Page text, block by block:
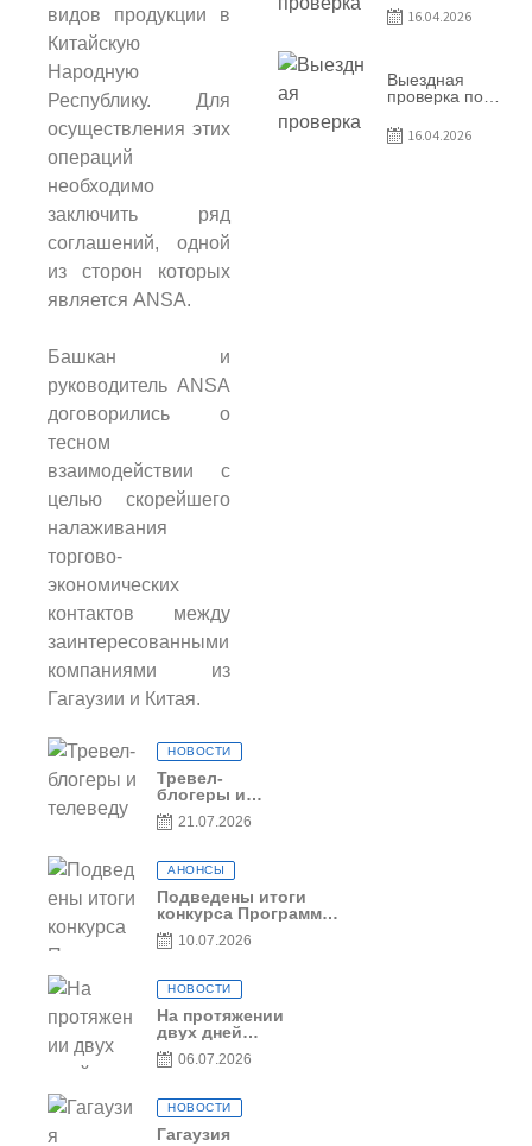
видов продукции в
Китайскую
Народную
Республику. Для
осуществления этих
операций
необходимо
заключить ряд
соглашений, одной
из сторон которых
является ANSA.
Башкан и
руководитель ANSA
договорились о
тесном
взаимодействии с
целью скорейшего
налаживания
торгово-
экономических
контактов между
заинтересованными
компаниями из
Гагаузии и Китая.
НОВОСТИ
Тревел-
блогеры и
телеведущие
из Словении
телевизионный
выпуск о
Гагаузии
21.07.2026
АНОНСЫ
Подведены итоги
конкурса Программы
по предоставлению
грантов субъектам
– 2026
10.07.2026
НОВОСТИ
На протяжении
двух дней
Гагаузия
принимала
Национального
офиса туризма
Республики
06.07.2026
НОВОСТИ
Гагаузия
соблюдения
условий
грантов
предприятия
SRL Patiseria
Familiei
16.04.2026
Выездная
проверка по
соблюдения
условий
16.04.2026